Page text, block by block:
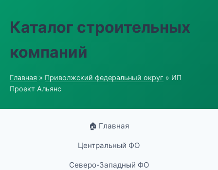
Каталог строительных
компаний
Главная » Приволжский федеральный округ » ИП
Проект Альянс
🏠 Главная
Центральный ФО
Северо-Западный ФО